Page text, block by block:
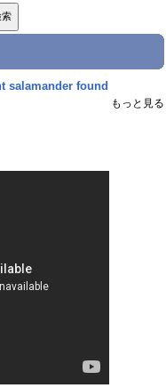
salamander found
もっと見る